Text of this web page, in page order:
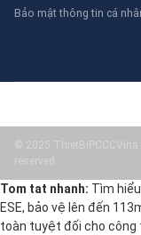
Bảo mật thông tin cá
© 2025 ThietBiPCCCVina
reserved.
Tom tat nhanh: Tìm
ESE, bảo vệ lên đến
toàn tuyệt đối cho công